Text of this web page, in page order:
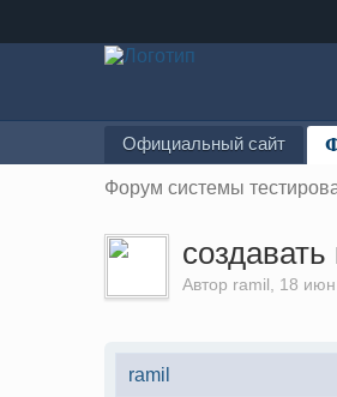
Официальный сайт
Форум системы
Автор ramil , 18
ramil